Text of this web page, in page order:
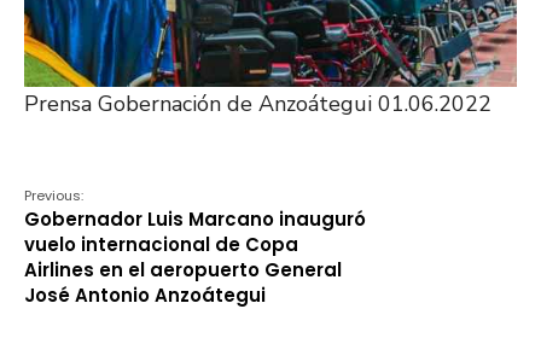
Prensa Gobernación de Anzoátegui 01.06.2022
Previous:
Gobernador Luis Marcano inauguró
vuelo internacional de Copa
Airlines en el aeropuerto General
José Antonio Anzoátegui